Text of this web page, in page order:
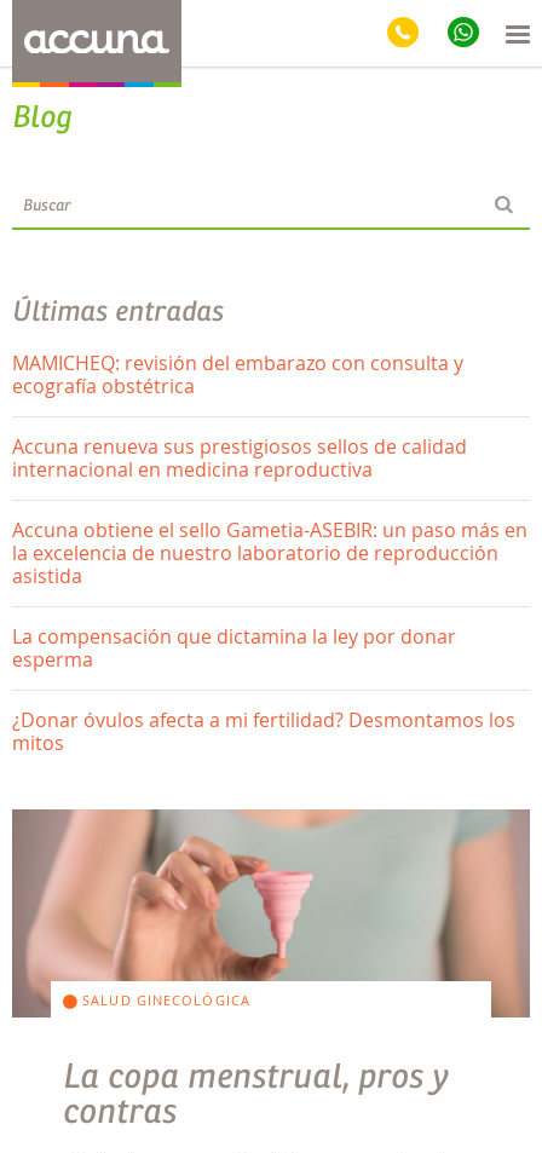
Blog
Últimas entradas
MAMICHEQ: revisión del embarazo con consulta y
ecografía obstétrica
Accuna renueva sus prestigiosos sellos de calidad
internacional en medicina reproductiva
Accuna obtiene el sello Gametia-ASEBIR: un paso más en
la excelencia de nuestro laboratorio de reproducción
asistida
La compensación que dictamina la ley por donar
esperma
¿Donar óvulos afecta a mi fertilidad? Desmontamos los
mitos
SALUD GINECOLÓGICA
La copa menstrual, pros y
contras